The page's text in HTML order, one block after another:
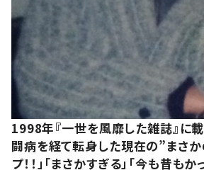
1998年『一世を風靡した雑誌』に
闘病を経て転身した現在の”まさ
プ！！」「まさかすぎる」「今も昔も